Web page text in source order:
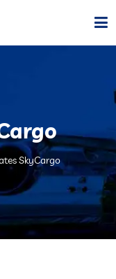
SkyCargo